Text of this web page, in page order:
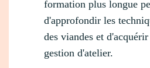
formation plus longue
d'approfondir les
des viandes et
gestion d'atelier.